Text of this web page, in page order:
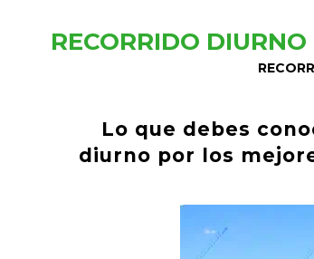
RECORRIDO
Lo que debes
diurno por los